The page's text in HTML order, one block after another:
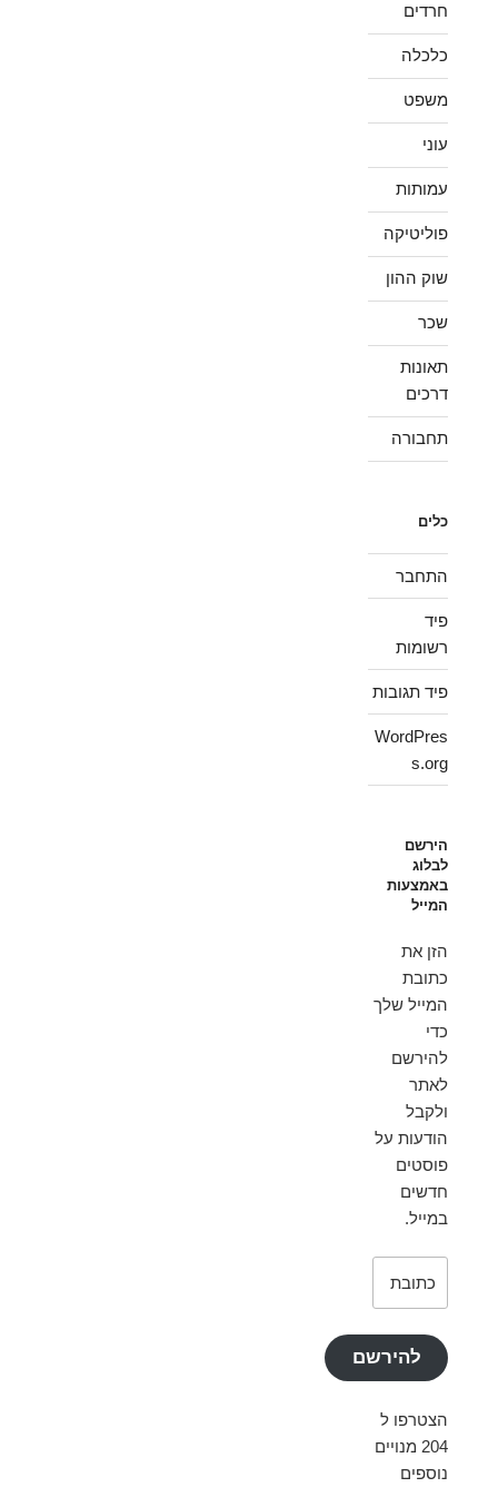
חרדים
כלכלה
משפט
עוני
עמותות
פוליטיקה
שוק ההון
שכר
תאונות
דרכים
תחבורה
כלים
התחבר
פיד
רשומות
פיד תגובות
WordPres
s.org
הירשם
לבלוג
באמצעות
המייל
הזן את
כתובת
המייל שלך
כדי
להירשם
לאתר
ולקבל
הודעות על
פוסטים
חדשים
במייל.
דואר
להירשם
הצטרפו ל
204 מנויים
נוספים